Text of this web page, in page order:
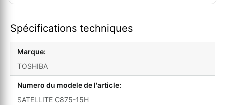
Spécifications techniques
Marque:
TOSHIBA
Numero du modele de l'article:
SATELLITE C875-15H